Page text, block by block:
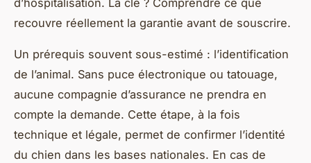
d’hospitalisation. La clé ? Comprendre ce que
recouvre réellement la garantie avant de souscrire.
Un prérequis souvent sous-estimé : l’identification
de l’animal. Sans puce électronique ou tatouage,
aucune compagnie d’assurance ne prendra en
compte la demande. Cette étape, à la fois
technique et légale, permet de confirmer l’identité
du chien dans les bases nationales. En cas de